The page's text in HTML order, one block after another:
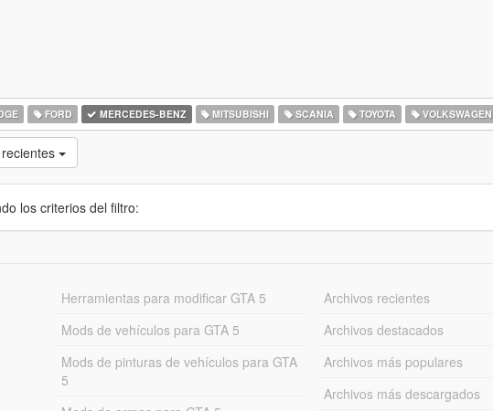
FORD MERCEDES-BENZ MITSUBISHI SCANIA TOYOTA VOLKSWAGEN
los criterios del filtro:
Herramientas para modificar GTA 5
Mods de vehículos para GTA 5
Mods de pinturas de vehículos para GTA
5
Archivos recientes
Archivos destacados
Archivos más populares
Archivos más descargados